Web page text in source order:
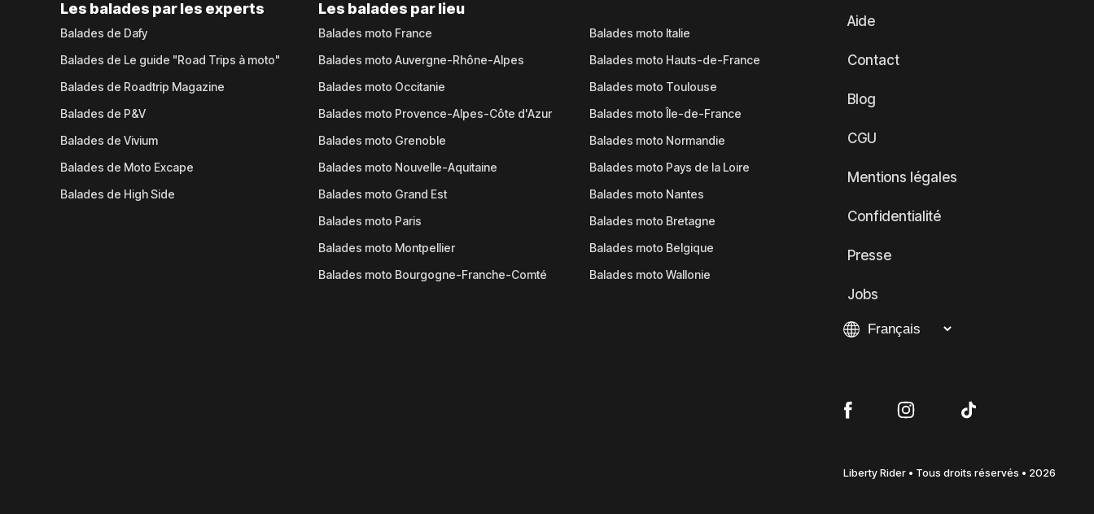
Les balades par les experts
Balades de Dafy
Balades de Le guide "Road Trips à moto"
Balades de Roadtrip Magazine
Balades de P&V
Balades de Vivium
Balades de Moto Excape
Balades de High Side
Les balades par lieu
Balades moto France
Balades moto Auvergne-Rhône-Alpes
Balades moto Occitanie
Balades moto Provence-Alpes-Côte d'Azur
Balades moto Grenoble
Balades moto Nouvelle-Aquitaine
Balades moto Grand Est
Balades moto Paris
Balades moto Montpellier
Balades moto Bourgogne-Franche-Comté
Balades moto Italie
Balades moto Hauts-de-France
Balades moto Toulouse
Balades moto Île-de-France
Balades moto Normandie
Balades moto Pays de la Loire
Balades moto Nantes
Balades moto Bretagne
Balades moto Belgique
Balades moto Wallonie
Aide
Contact
Blog
CGU
Mentions légales
Confidentialité
Presse
Jobs
Liberty Rider • Tous droits réservés • 2026